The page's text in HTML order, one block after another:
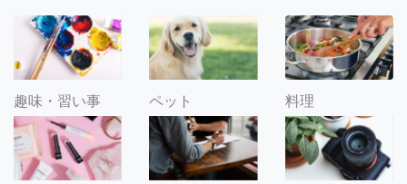
趣味・習い事 ペット 料理